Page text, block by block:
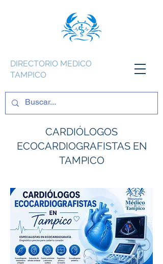
DIRECTORIO MEDICO
TAMPICO
CARDIÓLOGOS
ECOCARDIOGRAFISTAS EN
TAMPICO